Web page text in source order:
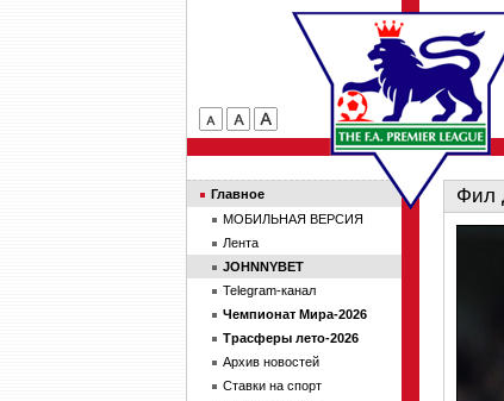
Фил
Главное
МОБИЛЬНАЯ ВЕРСИЯ
Лента
JOHNNYBET
Telegram-канал
Чемпионат Мира-2026
Трасферы лето-2026
Архив новостей
Ставки на спорт